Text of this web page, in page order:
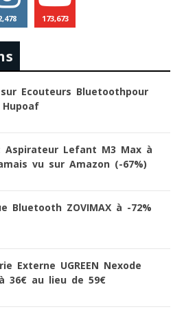
173,673
Ecouteurs Bluetoothpour
Aspirateur Lefant M3 Max à
vu sur Amazon (-67%)
Bluetooth ZOVIMAX à -72%
Externe UGREEN Nexode
36€ au lieu de 59€